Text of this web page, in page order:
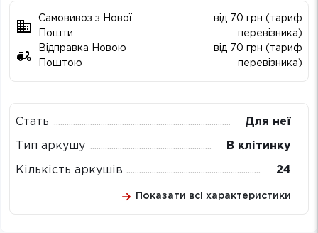
Самовивоз з Нової
Пошти
від 70 грн (тариф
перевізника)
Відправка Новою
Поштою
від 70 грн (тариф
перевізника)
Стать Для неї
Тип аркушу В клітинку
Кількість аркушів 24
Показати всі характеристики